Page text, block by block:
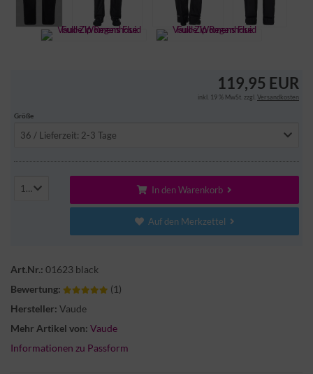
119,95 EUR
inkl. 19 % MwSt. zzgl. Versandkosten
Größe
36 / Lieferzeit: 2-3 Tage
1 In den Warenkorb
Auf den Merkzettel
Art.Nr.: 01623 black
Bewertung:
(1)
Hersteller: Vaude
Mehr Artikel von: Vaude
Informationen zu Passform